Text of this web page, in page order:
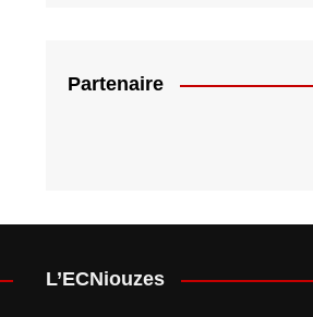
Partenaire
L’ECNiouzes